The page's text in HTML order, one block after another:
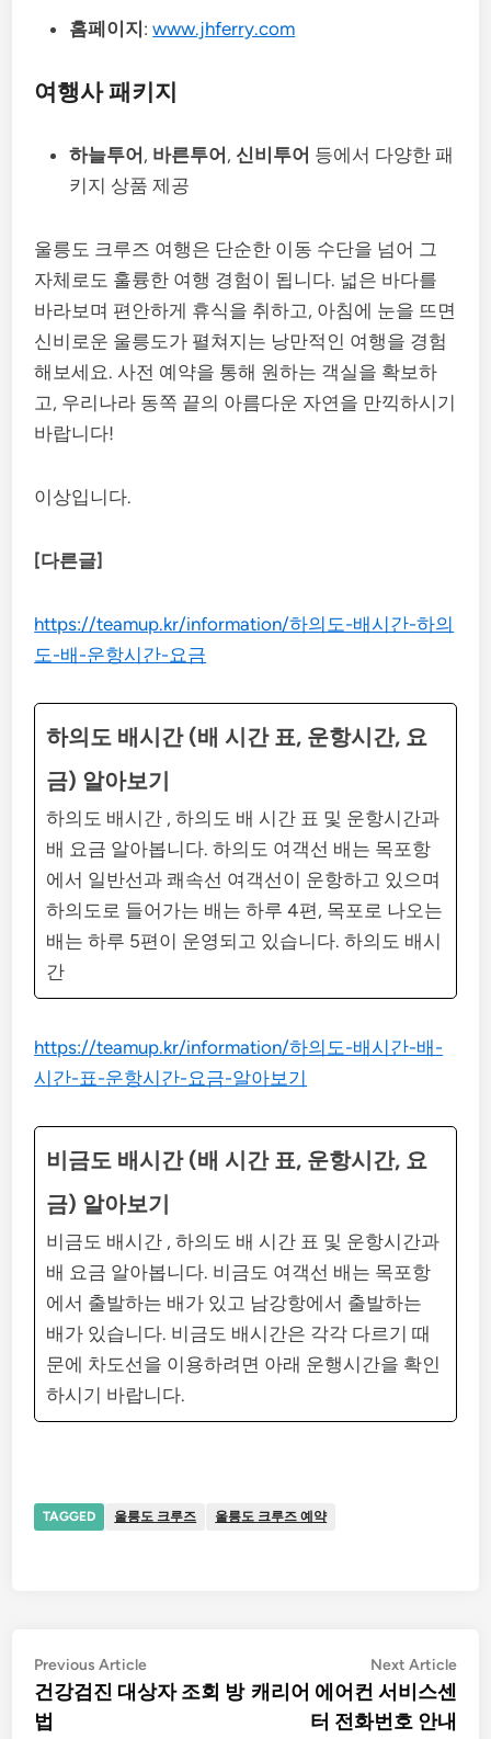
홈페이지:www.jhferry.com
여행사 패키지
하늘투어, 바른투어, 신비투어 등에서 다양한 패
키지 상품 제공
울릉도 크루즈 여행은 단순한 이동 수단을 넘어 그
자체로도 훌륭한 여행 경험이 됩니다. 넓은 바다를
바라보며 편안하게 휴식을 취하고, 아침에 눈을 뜨면
신비로운 울릉도가 펼쳐지는 낭만적인 여행을 경험
해보세요. 사전 예약을 통해 원하는 객실을 확보하
고, 우리나라 동쪽 끝의 아름다운 자연을 만끽하시기
바랍니다!
이상입니다.
[다른글]
https://teamup.kr/information/하의도-배시간-하의
도-배-운항시간-요금
하의도 배시간 (배 시간 표, 운항시간, 요
금) 알아보기
하의도 배시간 , 하의도 배 시간 표 및 운항시간과
배 요금 알아봅니다. 하의도 여객선 배는 목포항
에서 일반선과 쾌속선 여객선이 운항하고 있으며
하의도로 들어가는 배는 하루 4편, 목포로 나오는
배는 하루 5편이 운영되고 있습니다. 하의도 배시
간
https://teamup.kr/information/하의도-배시간-배-
시간-표-운항시간-요금-알아보기
비금도 배시간 (배 시간 표, 운항시간, 요
금) 알아보기
비금도 배시간 , 하의도 배 시간 표 및 운항시간과
배 요금 알아봅니다. 비금도 여객선 배는 목포항
에서 출발하는 배가 있고 남강항에서 출발하는
배가 있습니다. 비금도 배시간은 각각 다르기 때
문에 차도선을 이용하려면 아래 운행시간을 확인
하시기 바랍니다.
TAGGED 울릉도 크루즈 울릉도 크루즈 예약
글
탐
Previous ArticlePrevious
article:
건강검진 대상자 조회 방
법
Next Article
캐리어 에어컨 서비스센
터 전화번호 안내